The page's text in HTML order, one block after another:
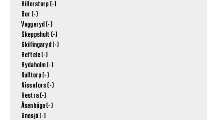
Hillerstorp (-)
Bor (-)
Vaggeryd (-)
Skeppshult (-)
Skillingaryd (-)
Reftele (-)
Rydaholm (-)
Kulltorp (-)
Nissafors (-)
Hestra (-)
Åsenhöga (-)
Gnosjö (-)